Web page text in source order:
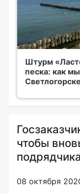
Штурм
песка: как
Светлогорске
чтобы
08 октября